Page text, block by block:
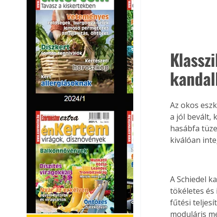
Az okos
a jól bevált,
hasábfa
kiválóan
A Schiedel
tökéletes és
fűtési
moduláris